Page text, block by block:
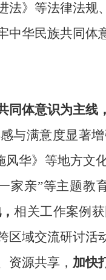
法》等法律法
华民族共同体
体意识为主线
与满意度显著
风华》等地方文
家亲”等主题教
，相关工作案例
域交流研讨活
资源共享， 加快